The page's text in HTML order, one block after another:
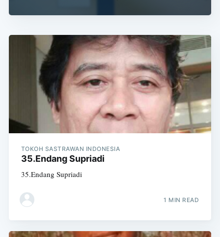
TOKOH SASTRAWAN INDONESIA
35.Endang Supriadi
35.Endang Supriadi
1 MIN READ